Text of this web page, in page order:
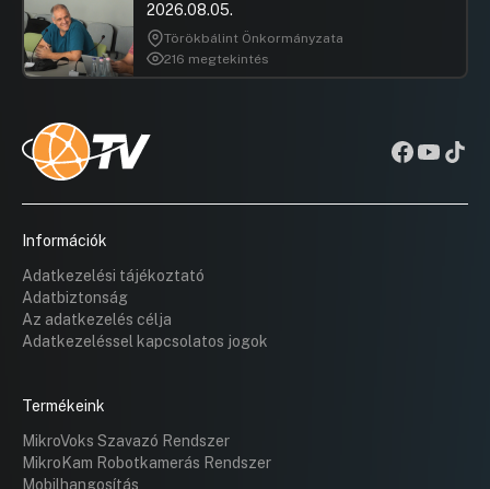
2026.08.05.
Törökbálint Önkormányzata
216 megtekintés
Információk
Adatkezelési tájékoztató
Adatbiztonság
Az adatkezelés célja
Adatkezeléssel kapcsolatos jogok
Termékeink
MikroVoks Szavazó Rendszer
MikroKam Robotkamerás Rendszer
Mobilhangosítás